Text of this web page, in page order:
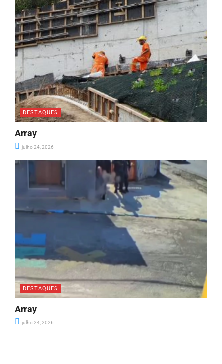
DESTAQUES
Array
julho 24, 2026
DESTAQUES
Array
julho 24, 2026